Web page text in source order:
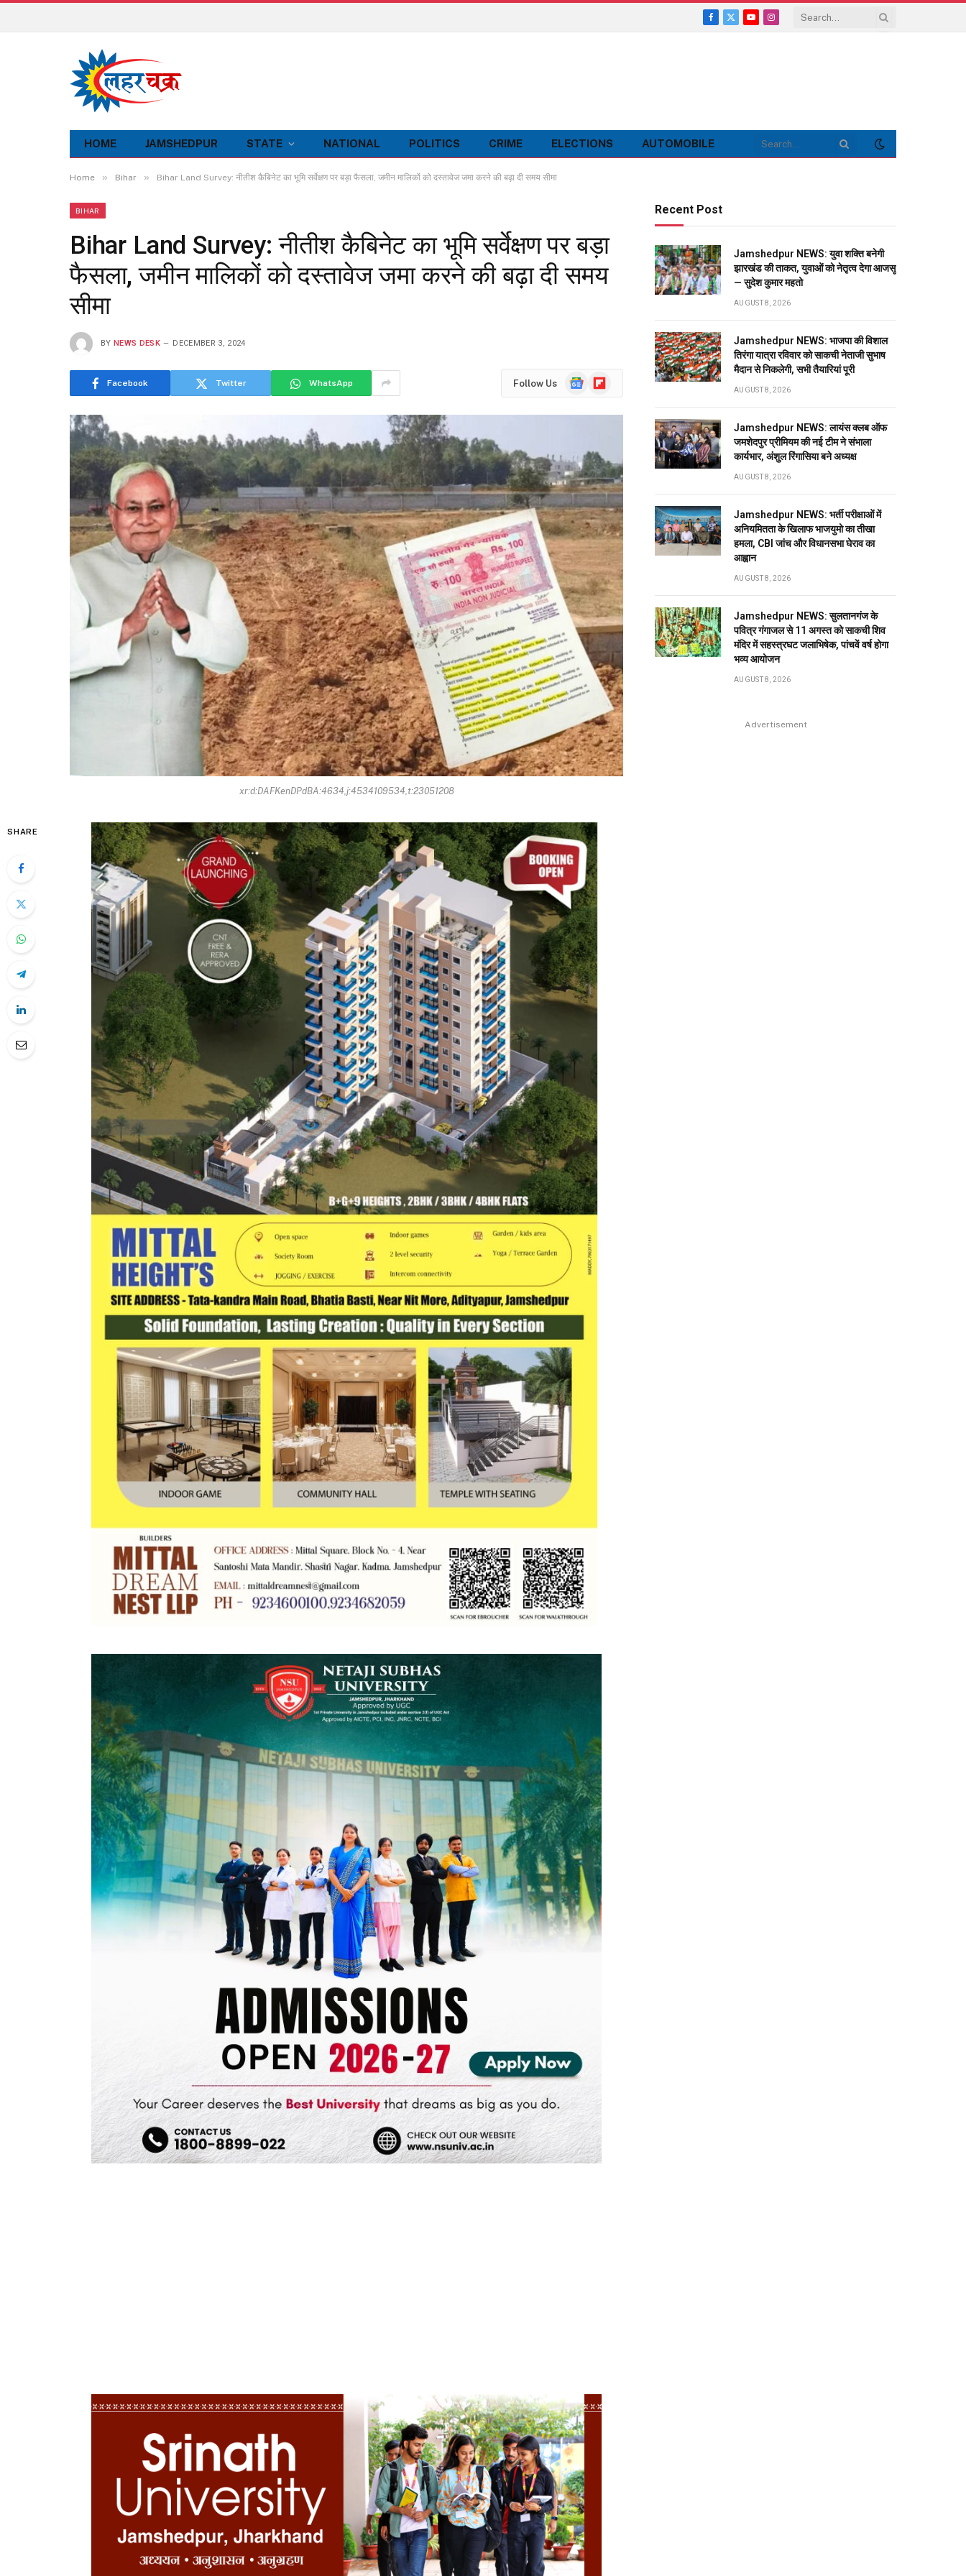
Facebook
X
YouTubeInstagram
HOME JAMSHEDPUR STATE NATIONAL POLITICS CRIME ELECTIONS AUTOMOBILE
Home » Bihar » Bihar Land Survey: नीतीश कैबिनेट का भूमि सर्वेक्षण पर बड़ा फैसला, जमीन मालिकों को दस्तावेज जमा करने की बढ़ा दी समय सीमा
BIHAR
Bihar Land Survey: नीतीश कैबिनेट का भूमि सर्वेक्षण पर बड़ा
फैसला, जमीन मालिकों को दस्तावेज जमा करने की बढ़ा दी समय
सीमा
BY NEWS DESK DECEMBER 3, 2024
Facebook Twitter WhatsApp Follow Us
GoogleFlipboard
xr:d:DAFKenDPdBA:4634,j:4534109534,t:23051208
SHARE
Recent Post
Jamshedpur NEWS: युवा शक्ति बनेगी
झारखंड की ताकत, युवाओं को नेतृत्व देगा आजसू
— सुदेश कुमार महतो
AUGUST 8, 2026
Jamshedpur NEWS: भाजपा की विशाल
तिरंगा यात्रा रविवार को साकची नेताजी सुभाष
मैदान से निकलेगी, सभी तैयारियां पूरी
AUGUST 8, 2026
Jamshedpur NEWS: लायंस क्लब ऑफ
जमशेदपुर प्रीमियम की नई टीम ने संभाला
कार्यभार, अंशुल रिंगासिया बने अध्यक्ष
AUGUST 8, 2026
Jamshedpur NEWS: भर्ती परीक्षाओं में
अनियमितता के खिलाफ भाजयुमो का तीखा
हमला, CBI जांच और विधानसभा घेराव का
आह्वान
AUGUST 8, 2026
Jamshedpur NEWS: सुलतानगंज के
पवित्र गंगाजल से 11 अगस्त को साकची शिव
मंदिर में सहस्त्रघट जलाभिषेक, पांचवें वर्ष होगा
भव्य आयोजन
AUGUST 8, 2026
Advertisement